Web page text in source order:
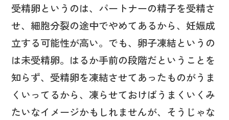
受精卵というのは、パートナーの精子を受精さ
せ、細胞分裂の途中でやめてあるから、妊娠成
立する可能性が高い。でも、卵子凍結というの
は未受精卵。はるか手前の段階だということを
知らず、受精卵を凍結させてあったものがうま
くいってるから、凍らせておけばうまくいくみ
たいなイメージかもしれませんが、そうじゃな